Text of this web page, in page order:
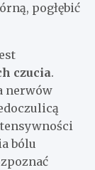
pogłębić
czucia.
nerwów
bólu